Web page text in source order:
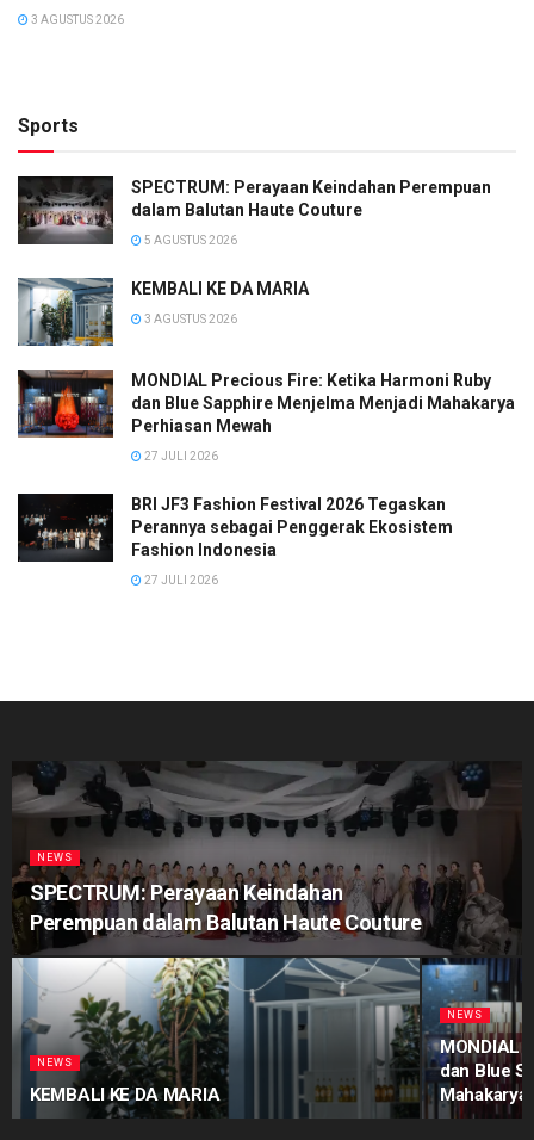
3 AGUSTUS 2026
Sports
SPECTRUM: Perayaan Keindahan Perempuan
dalam Balutan Haute Couture
5 AGUSTUS 2026
KEMBALI KE DA MARIA
3 AGUSTUS 2026
MONDIAL Precious Fire: Ketika Harmoni Ruby
dan Blue Sapphire Menjelma Menjadi Mahakarya
Perhiasan Mewah
27 JULI 2026
BRI JF3 Fashion Festival 2026 Tegaskan
Perannya sebagai Penggerak Ekosistem
Fashion Indonesia
27 JULI 2026
NEWS
SPECTRUM: Perayaan Keindahan
Perempuan dalam Balutan Haute Couture
NEWS
KEMBALI KE DA MARIA
NEWS
MONDIAL
dan Blue
Mahakarya